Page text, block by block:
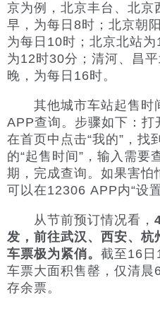
京为例，北京丰台、北京
早，为每日8时；北京朝
为每日10时；北京北站
为12时30分；清河、昌
晚，为每日16时。
其他城市车站起售时
APP查询。步骤如下：打
在首页中点击“我的”，找
的“起售时间”，输入需要
期，完成查询。如果害怕
可以在12306 APP内“设置
从节前预订情况看，
发，前往武汉、西安、杭
车票极为紧俏。 截至16日
车票大面积售罄，仅清晨
存余票。